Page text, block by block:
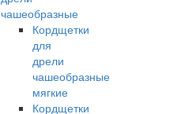
чашеобразные
Кордщетки
для
дрели
чашеобразные
мягкие
Кордщетки